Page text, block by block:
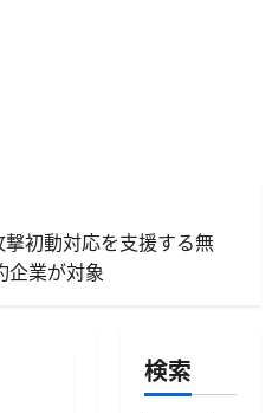
初動対応を支援する無
企業が対象
検索